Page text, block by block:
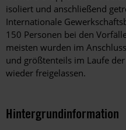
isoliert und anschließend
Internationale
150 Personen bei den
meisten wurden im
und größtenteils im Laufe
wieder freigelassen.
Hintergrundinformation